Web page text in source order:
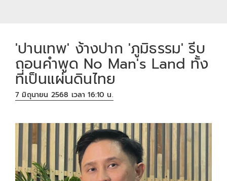
'ปานเทพ' ง้างปาก 'ภูมิธรรม' รีบ
ถอนคำพูด No Man's Land ทั้ง
ที่เป็นแผ่นดินไทย
7 มิถุนายน 2568 เวลา 16:10 น.